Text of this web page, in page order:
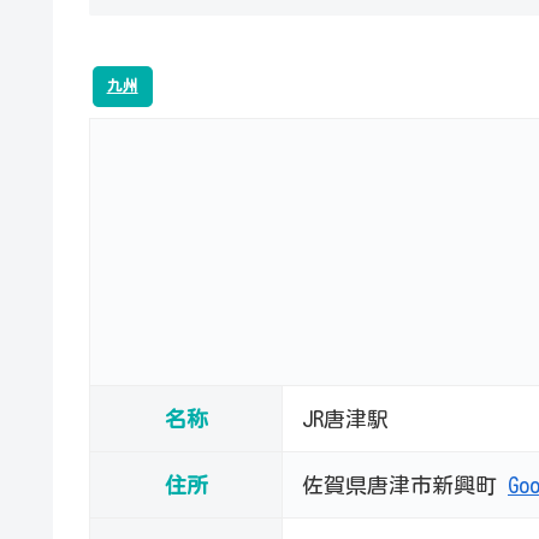
九州
名称 JR唐津駅
住所 佐賀県唐津市新興町